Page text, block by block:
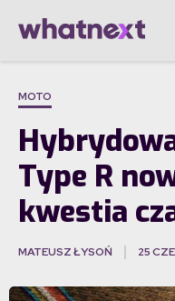
MOTO
Type R
kwestia
MATEUSZ ŁYSOŃ 25